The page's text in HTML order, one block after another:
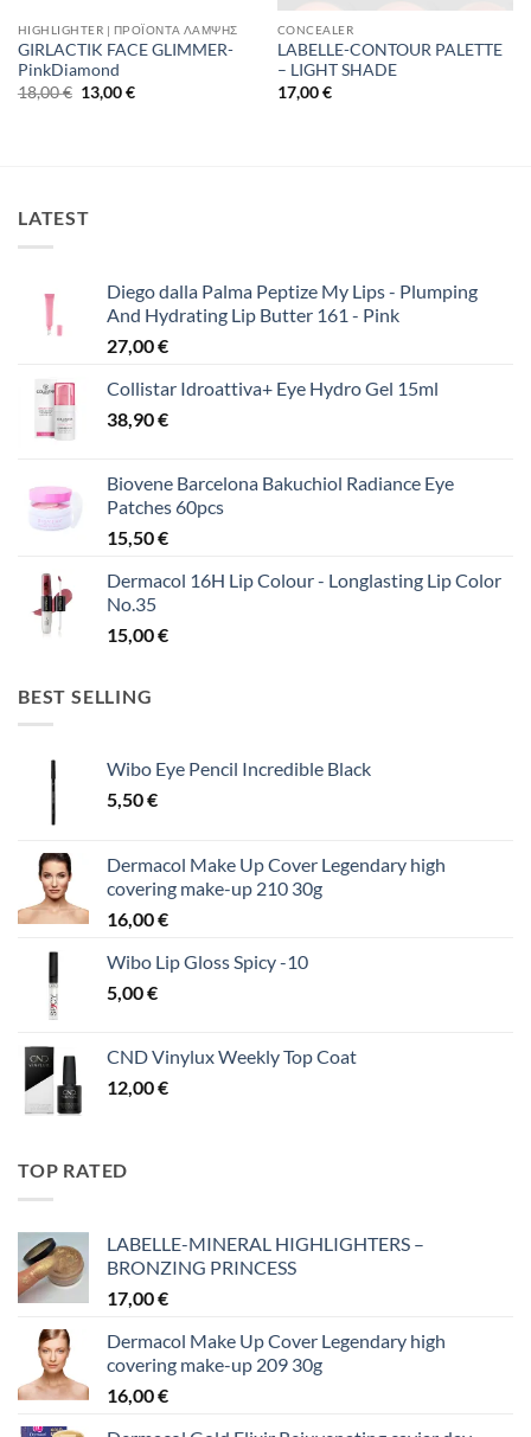
HIGHLIGHTER | ΠΡΟΪΌΝΤΑ ΛΆΜΨΗΣ
GIRLACTIK FACE GLIMMER-
PinkDiamond
18,00€ Original
price
13,00€Η
CONCEALER
LABELLE-CONTOUR PALETTE
– LIGHT SHADE
17,00€
LATEST
Diego dalla Palma Peptize My Lips - Plumping
And Hydrating Lip Butter 161 - Pink
27,00€
Collistar Idroattiva+ Eye Hydro Gel 15ml
38,90€
Biovene Barcelona Bakuchiol Radiance Eye
Patches 60pcs
15,50€
Dermacol 16H Lip Colour - Longlasting Lip Color
No.35
15,00€
BEST SELLING
Wibo Eye Pencil Incredible Black
5,50€
Dermacol Make Up Cover Legendary high
covering make-up 210 30g
16,00€
Wibo Lip Gloss Spicy -10
5,00€
CND Vinylux Weekly Top Coat
12,00€
TOP RATED
LABELLE-MINERAL HIGHLIGHTERS –
BRONZING PRINCESS
17,00€
Dermacol Make Up Cover Legendary high
covering make-up 209 30g
16,00€